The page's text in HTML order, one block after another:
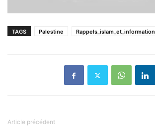
TAGS Palestine Rappels_islam_et_information
Article précédent